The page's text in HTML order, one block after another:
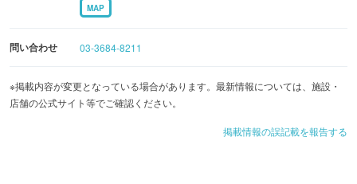
MAP
問い合わせ 03-3684-8211
※掲載内容が変更となっている場合があります。最新情報については、施設・
店舗の公式サイト等でご確認ください。
掲載情報の誤記載を報告する